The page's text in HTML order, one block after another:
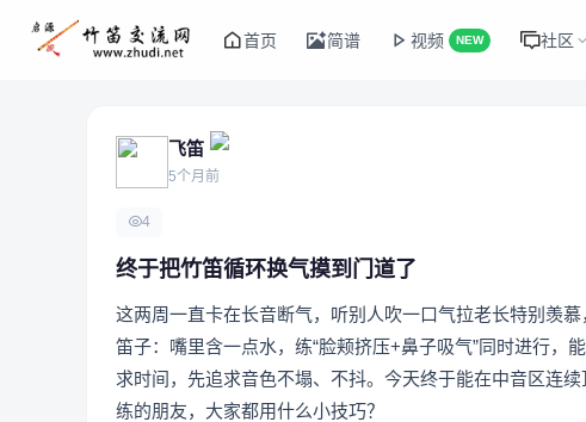
首页 简谱 视频 NEW 社区
飞笛
5个月前
4
终于把竹笛循环换气摸到门道了
这两周一直卡在长音断气，听别人吹一口气拉老长特别羡
笛子：嘴里含一点水，练“脸颊挤压+鼻子吸气”同时进行
求时间，先追求音色不塌、不抖。今天终于能在中音区连
练的朋友，大家都用什么小技巧？